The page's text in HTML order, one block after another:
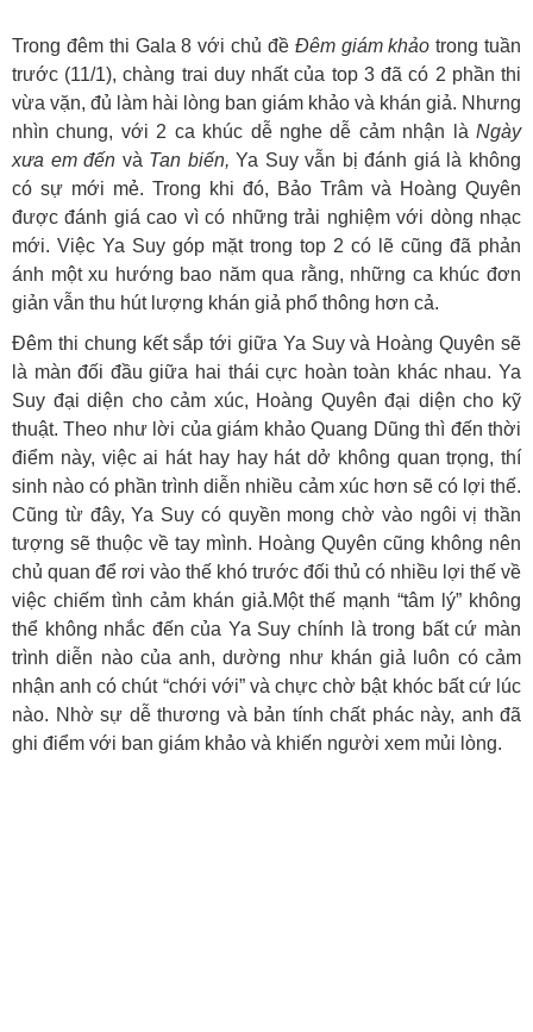
Trong đêm thi Gala 8 với chủ đề Đêm giám khảo trong tuần
trước (11/1), chàng trai duy nhất của top 3 đã có 2 phần thi
vừa vặn, đủ làm hài lòng ban giám khảo và khán giả. Nhưng
nhìn chung, với 2 ca khúc dễ nghe dễ cảm nhận là Ngày
xưa em đến và Tan biến, Ya Suy vẫn bị đánh giá là không
có sự mới mẻ. Trong khi đó, Bảo Trâm và Hoàng Quyên
được đánh giá cao vì có những trải nghiệm với dòng nhạc
mới. Việc Ya Suy góp mặt trong top 2 có lẽ cũng đã phản
ánh một xu hướng bao năm qua rằng, những ca khúc đơn
giản vẫn thu hút lượng khán giả phổ thông hơn cả.
Đêm thi chung kết sắp tới giữa Ya Suy và Hoàng Quyên sẽ
là màn đối đầu giữa hai thái cực hoàn toàn khác nhau. Ya
Suy đại diện cho cảm xúc, Hoàng Quyên đại diện cho kỹ
thuật. Theo như lời của giám khảo Quang Dũng thì đến thời
điểm này, việc ai hát hay hay hát dở không quan trọng, thí
sinh nào có phần trình diễn nhiều cảm xúc hơn sẽ có lợi thế.
Cũng từ đây, Ya Suy có quyền mong chờ vào ngôi vị thần
tượng sẽ thuộc về tay mình. Hoàng Quyên cũng không nên
chủ quan để rơi vào thế khó trước đối thủ có nhiều lợi thế về
việc chiếm tình cảm khán giả.Một thế mạnh “tâm lý” không
thể không nhắc đến của Ya Suy chính là trong bất cứ màn
trình diễn nào của anh, dường như khán giả luôn có cảm
nhận anh có chút “chới với” và chực chờ bật khóc bất cứ lúc
nào. Nhờ sự dễ thương và bản tính chất phác này, anh đã
ghi điểm với ban giám khảo và khiến người xem mủi lòng.